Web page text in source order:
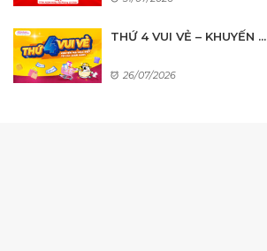
THỨ 4 VUI VẺ – KHUYẾN ...
26/07/2026